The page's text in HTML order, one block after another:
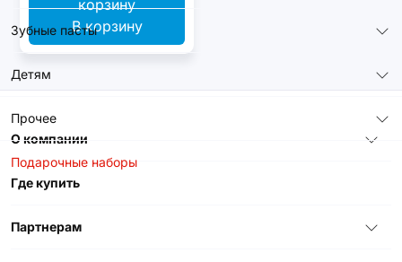
Зубные пасты
Детям
Прочее
Подарочные наборы
В корзину
О компании
Где купить
Партнерам